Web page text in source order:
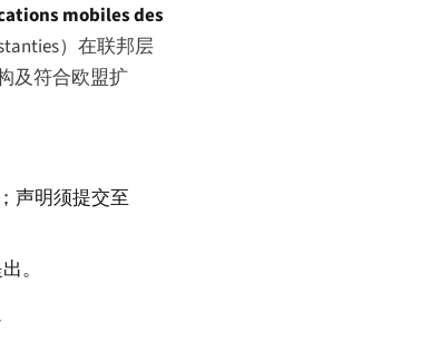
mobiles des
）在联邦层
及符合欧盟扩
声明须提交至
。